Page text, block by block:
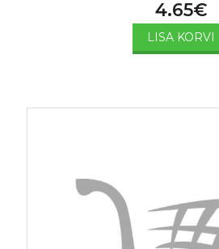
4.65€
LISA KORVI